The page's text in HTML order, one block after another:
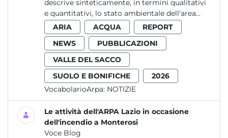
descrive sinteticamente, in termini qualitativi
e quantitativi, lo stato ambientale dell'area...
ARIA
ACQUA
REPORT
NEWS
PUBBLICAZIONI
VALLE DEL SACCO
SUOLO E BONIFICHE
2026
VocabolarioArpa: NOTIZIE
Le attività dell'ARPA Lazio in occasione
dell'incendio a Monterosi
Voce Blog